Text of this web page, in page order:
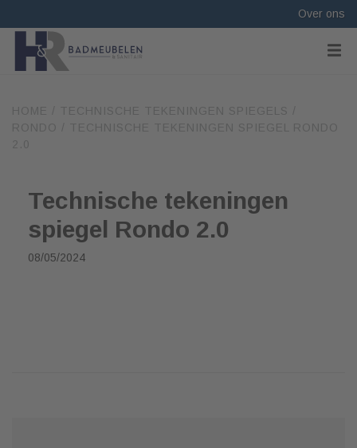
Over ons
HOME TECHNISCHE TEKENINGEN SPIEGELS
RONDO
TECHNISCHE TEKENINGEN SPIEGEL RONDO
2.0
Technische tekeningen
spiegel Rondo 2.0
08/05/2024